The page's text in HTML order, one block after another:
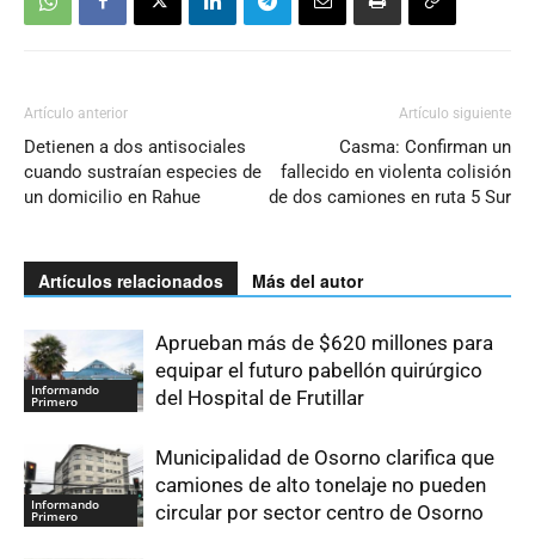
Artículo anterior
Detienen a dos antisociales
cuando sustraían especies de
un domicilio en Rahue
Artículo siguiente
Casma: Confirman un
fallecido en violenta colisión
de dos camiones en ruta 5 Sur
Artículos relacionados Más del autor
Informando
Primero
Aprueban más de $620 millones para
equipar el futuro pabellón quirúrgico
del Hospital de Frutillar
Informando
Primero
Municipalidad de Osorno clarifica que
camiones de alto tonelaje no pueden
circular por sector centro de Osorno